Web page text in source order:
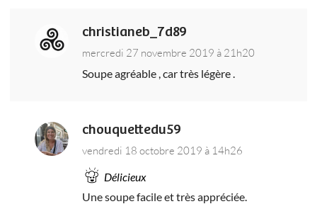
christianeb_7d89
mercredi 27 novembre 2019 à 21h20
Soupe agréable , car très légère .
chouquettedu59
vendredi 18 octobre 2019 à 14h26
Délicieux
Une soupe facile et très appréciée.